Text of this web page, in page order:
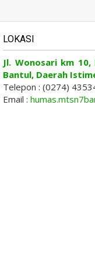
LOKASI
Jl. Wonosari km
Bantul, Daerah
Telepon : (0274)
Email :